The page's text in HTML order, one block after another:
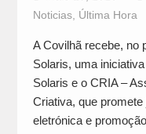
Noticias, Última Hora
A Covilhã recebe, no
Solaris, uma
Solaris e o CRIA –
Criativa, que
eletrónica e